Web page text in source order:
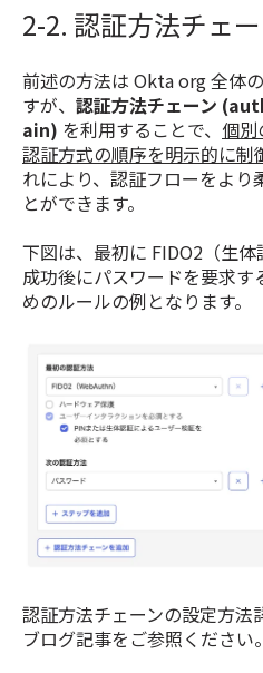
2-2. 認証方法チェ
前述の方法は Okta org 全体
すが、 認証方法チェーン
ain) を利用することで、 個
認証方式の順序を明示的に制
れにより、認証フローをより
とができます。
下図は、最初に FIDO2（生体
成功後にパスワードを要求
めのルールの例となります。
認証方法チェーンの設定方
ブログ記事をご参照ください。